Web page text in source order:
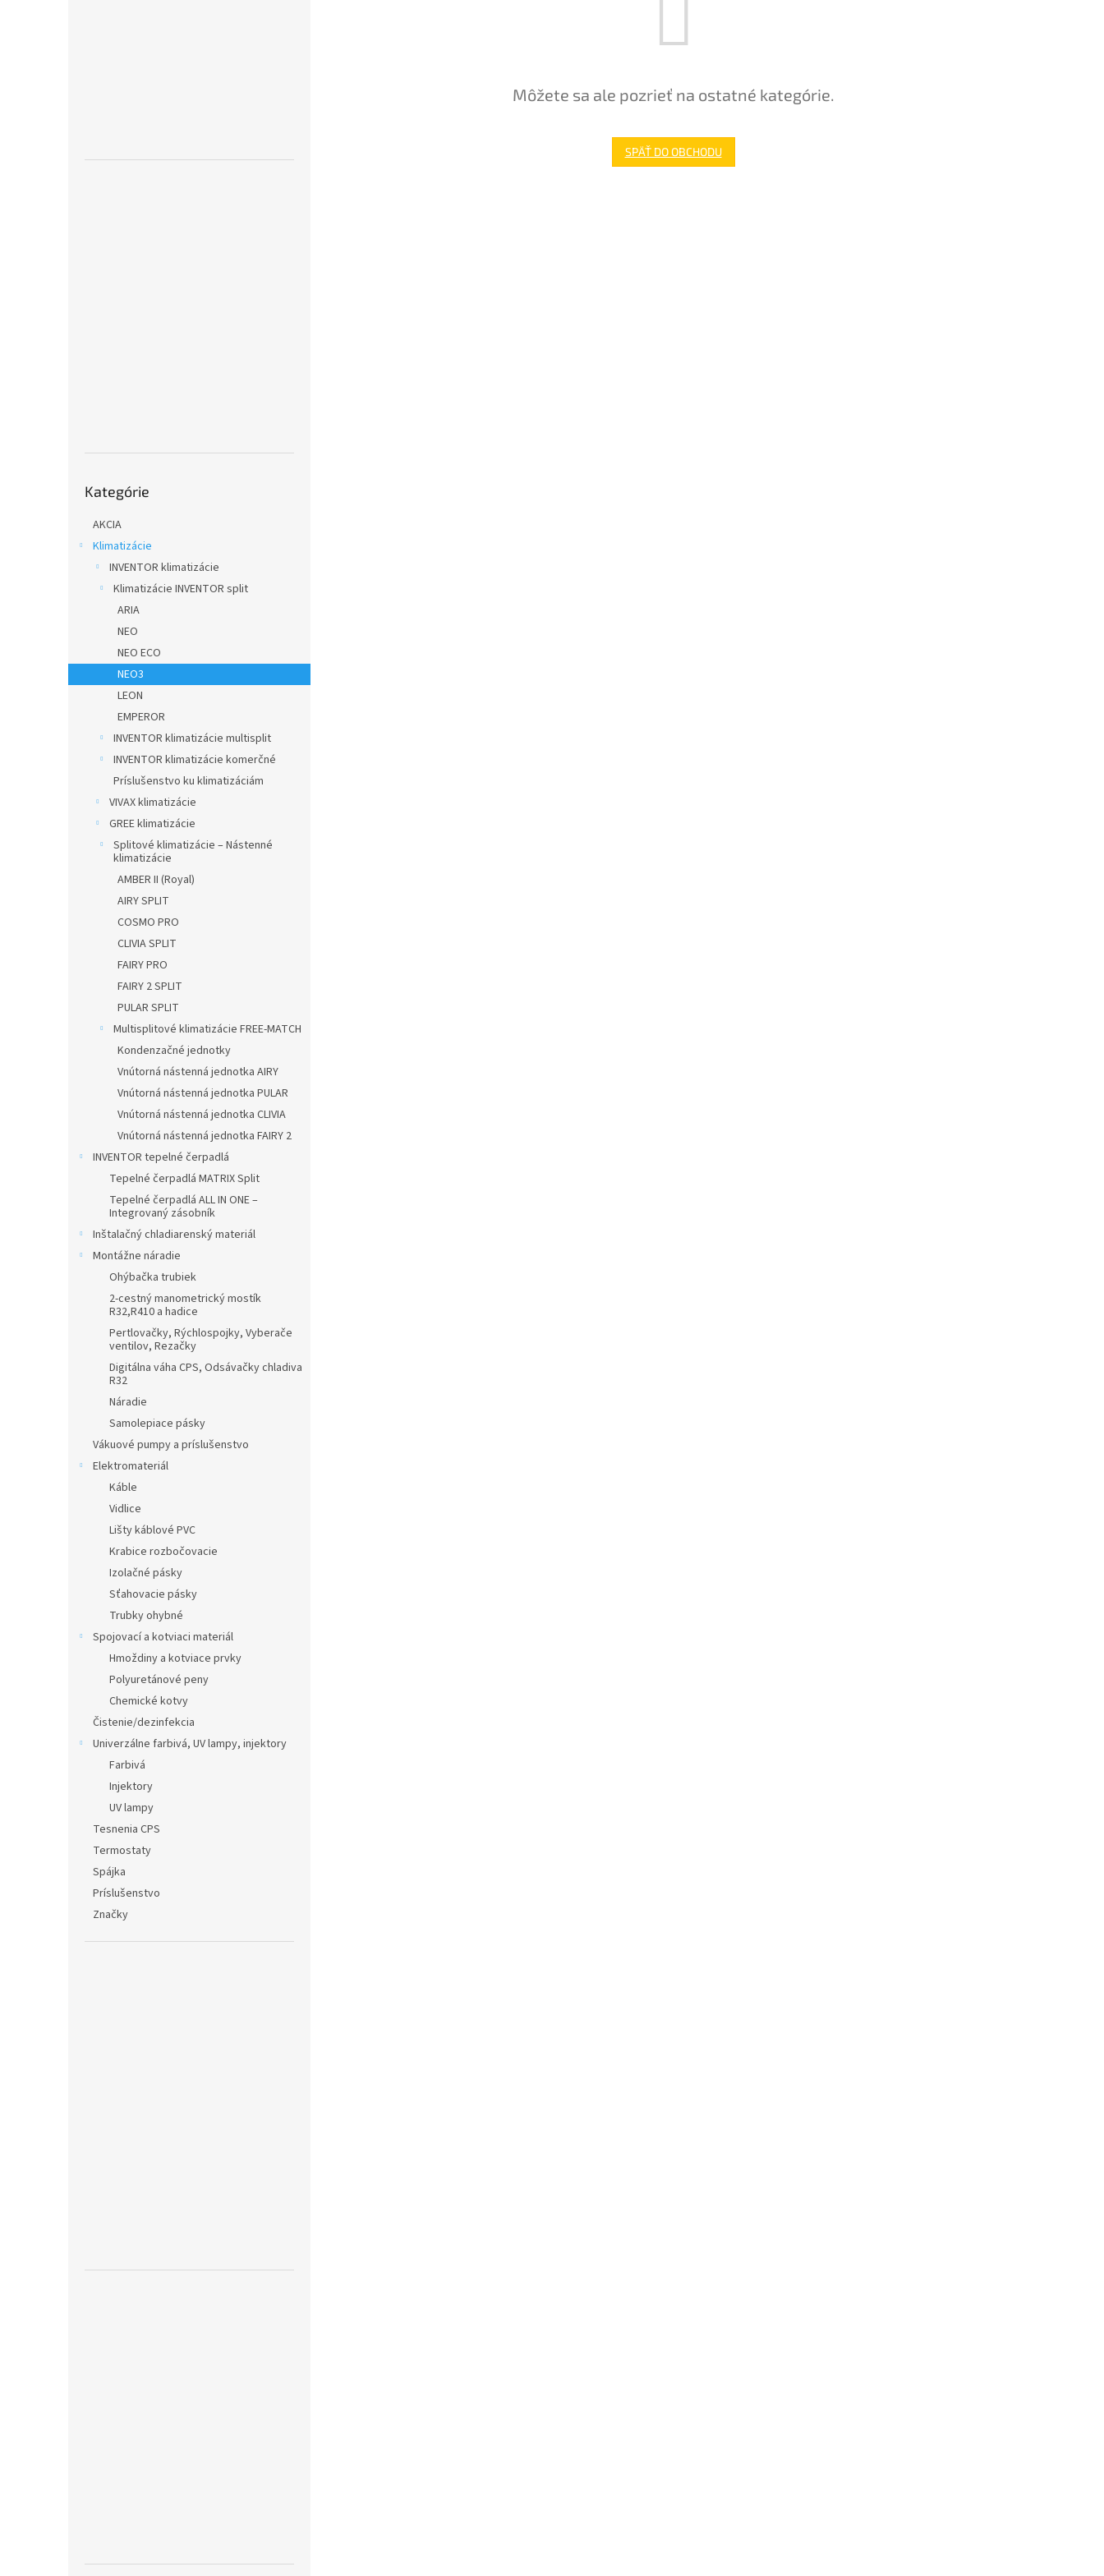
kategórie
Kategórie
AKCIA
Klimatizácie
INVENTOR klimatizácie
Klimatizácie INVENTOR split
ARIA
NEO
NEO ECO
NEO3
LEON
EMPEROR
INVENTOR klimatizácie multisplit
INVENTOR klimatizácie komerčné
Príslušenstvo ku klimatizáciám
VIVAX klimatizácie
GREE klimatizácie
Splitové klimatizácie – Nástenné
klimatizácie
AMBER II (Royal)
AIRY SPLIT
COSMO PRO
CLIVIA SPLIT
FAIRY PRO
FAIRY 2 SPLIT
PULAR SPLIT
Multisplitové klimatizácie FREE-MATCH
Kondenzačné jednotky
Vnútorná nástenná jednotka AIRY
Vnútorná nástenná jednotka PULAR
Vnútorná nástenná jednotka CLIVIA
Vnútorná nástenná jednotka FAIRY 2
INVENTOR tepelné čerpadlá
Tepelné čerpadlá MATRIX Split
Tepelné čerpadlá ALL IN ONE –
Integrovaný zásobník
Inštalačný chladiarenský materiál
Montážne náradie
Ohýbačka trubiek
2-cestný manometrický mostík
R32,R410 a hadice
Pertlovačky, Rýchlospojky, Vyberače
ventilov, Rezačky
Digitálna váha CPS, Odsávačky chladiva
R32
Náradie
Samolepiace pásky
Vákuové pumpy a príslušenstvo
Elektromateriál
Káble
Vidlice
Lišty káblové PVC
Krabice rozbočovacie
Izolačné pásky
Sťahovacie pásky
Trubky ohybné
Spojovací a kotviaci materiál
Hmoždiny a kotviace prvky
Polyuretánové peny
Chemické kotvy
Čistenie/dezinfekcia
Univerzálne farbivá, UV lampy, injektory
Farbivá
Injektory
UV lampy
Tesnenia CPS
Termostaty
Spájka
Príslušenstvo
Značky
Môžete sa ale pozrieť na ostatné kategórie.
SPÄŤ DO OBCHODU